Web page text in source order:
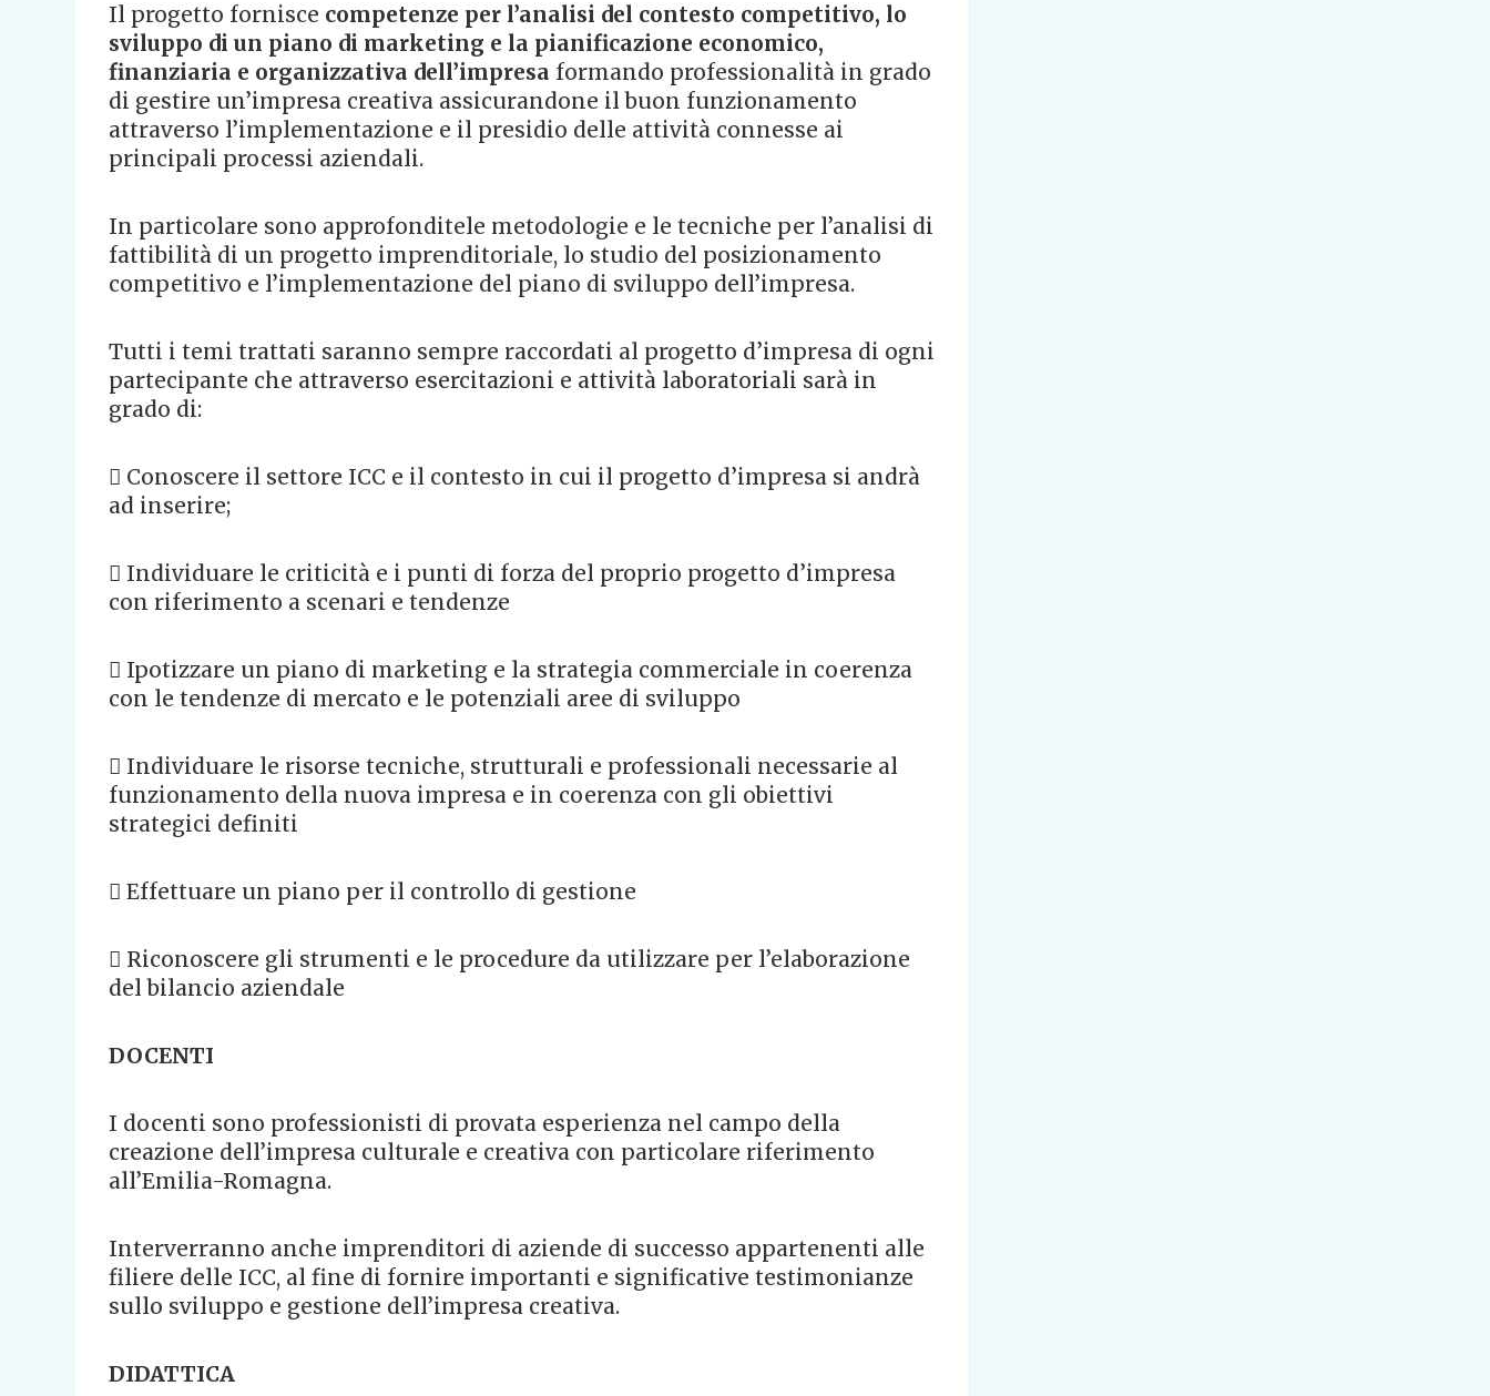
Il progetto fornisce competenze per l’analisi del contesto competitivo, lo
sviluppo di un piano di marketing e la pianificazione economico,
finanziaria e organizzativa dell’impresa formando professionalità in grado
di gestire un’impresa creativa assicurandone il buon funzionamento
attraverso l’implementazione e il presidio delle attività connesse ai
principali processi aziendali.
In particolare sono approfonditele metodologie e le tecniche per l’analisi di
fattibilità di un progetto imprenditoriale, lo studio del posizionamento
competitivo e l’implementazione del piano di sviluppo dell’impresa.
Tutti i temi trattati saranno sempre raccordati al progetto d’impresa di ogni
partecipante che attraverso esercitazioni e attività laboratoriali sarà in
grado di:
 Conoscere il settore ICC e il contesto in cui il progetto d’impresa si andrà
ad inserire;
 Individuare le criticità e i punti di forza del proprio progetto d’impresa
con riferimento a scenari e tendenze
 Ipotizzare un piano di marketing e la strategia commerciale in coerenza
con le tendenze di mercato e le potenziali aree di sviluppo
 Individuare le risorse tecniche, strutturali e professionali necessarie al
funzionamento della nuova impresa e in coerenza con gli obiettivi
strategici definiti
 Effettuare un piano per il controllo di gestione
 Riconoscere gli strumenti e le procedure da utilizzare per l’elaborazione
del bilancio aziendale
DOCENTI
I docenti sono professionisti di provata esperienza nel campo della
creazione dell’impresa culturale e creativa con particolare riferimento
all’Emilia-Romagna.
Interverranno anche imprenditori di aziende di successo appartenenti alle
filiere delle ICC, al fine di fornire importanti e significative testimonianze
sullo sviluppo e gestione dell’impresa creativa.
DIDATTICA